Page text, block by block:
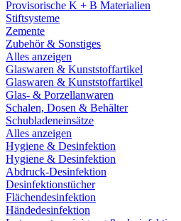
Provisorische K + B Materialien
Stiftsysteme
Zemente
Zubehör & Sonstiges
Alles anzeigen
Glaswaren & Kunststoffartikel
Glaswaren & Kunststoffartikel
Glas- & Porzellanwaren
Schalen, Dosen & Behälter
Schubladeneinsätze
Alles anzeigen
Hygiene & Desinfektion
Hygiene & Desinfektion
Abdruck-Desinfektion
Desinfektionstücher
Flächendesinfektion
Händedesinfektion